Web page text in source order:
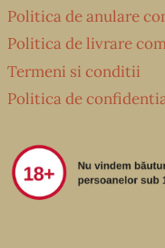
Politica de anulare
Politica de livrare
Termeni si conditii
Politica de